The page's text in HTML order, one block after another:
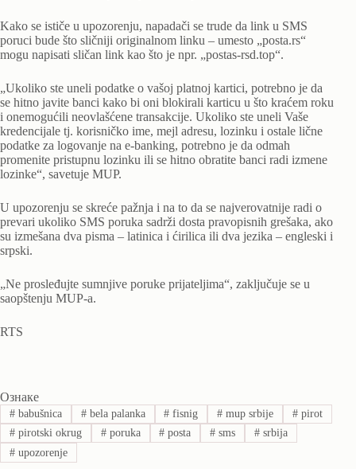
Kako se ističe u upozorenju, napadači se trude da link u SMS
poruci bude što sličniji originalnom linku – umesto „posta.rs“
mogu napisati sličan link kao što je npr. „postas-rsd.top“.
„Ukoliko ste uneli podatke o vašoj platnoj kartici, potrebno je da
se hitno javite banci kako bi oni blokirali karticu u što kraćem roku
i onemogućili neovlašćene transakcije. Ukoliko ste uneli Vaše
kredencijale tj. korisničko ime, mejl adresu, lozinku i ostale lične
podatke za logovanje na e-banking, potrebno je da odmah
promenite pristupnu lozinku ili se hitno obratite banci radi izmene
lozinke“, savetuje MUP.
U upozorenju se skreće pažnja i na to da se najverovatnije radi o
prevari ukoliko SMS poruka sadrži dosta pravopisnih grešaka, ako
su izmešana dva pisma – latinica i ćirilica ili dva jezika – engleski i
srpski.
„Ne prosleđujte sumnjive poruke prijateljima“, zaključuje se u
saopštenju MUP-a.
RTS
Ознаке
#babušnica #bela palanka # fisnig # mup srbije # pirot
#pirotski okrug #poruka # posta # sms # srbija
#upozorenje